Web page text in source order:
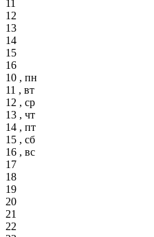
11
12
13
14
15
16
10 , пн
11 , вт
12 , ср
13 , чт
14 , пт
15 , сб
16 , вс
17
18
19
20
21
22